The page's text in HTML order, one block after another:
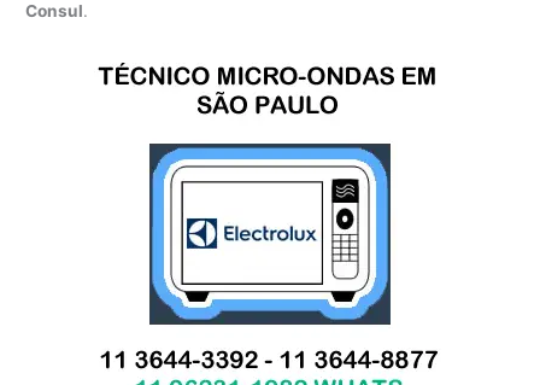
Consul.